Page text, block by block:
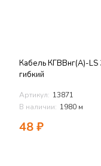
Кабель КГВВнг(А)-LS
гибкий
Артикул: 13871
В наличии: 1980 м
48₽